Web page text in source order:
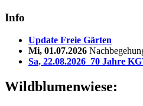
Info
Update Freie Gärten
Mi, 01.07.2026
Sa, 22.08.2026 70 Jahre
Wildblumenwiese: